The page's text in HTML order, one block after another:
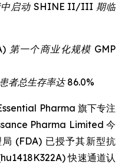
中启动 SHINE II/III 期临
第一个商业化规模 GMP
者总生存率达 86.0%
Pharma 旗下专注
Pharma Limited 今
(FDA) 已授予其新型抗
快速通道认